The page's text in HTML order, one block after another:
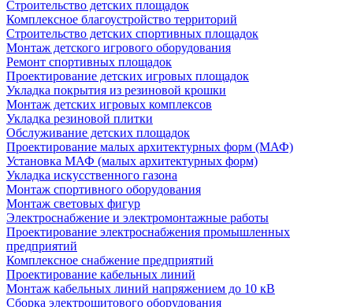
Строительство детских площадок
Комплексное благоустройство территорий
Строительство детских спортивных площадок
Монтаж детского игрового оборудования
Ремонт спортивных площадок
Проектирование детских игровых площадок
Укладка покрытия из резиновой крошки
Монтаж детских игровых комплексов
Укладка резиновой плитки
Обслуживание детских площадок
Проектирование малых архитектурных форм (МАФ)
Установка МАФ (малых архитектурных форм)
Укладка искусственного газона
Монтаж спортивного оборудования
Монтаж световых фигур
Электроснабжение и электромонтажные работы
Проектирование электроснабжения промышленных
предприятий
Комплексное снабжение предприятий
Проектирование кабельных линий
Монтаж кабельных линий напряжением до 10 кВ
Сборка электрощитового оборудования